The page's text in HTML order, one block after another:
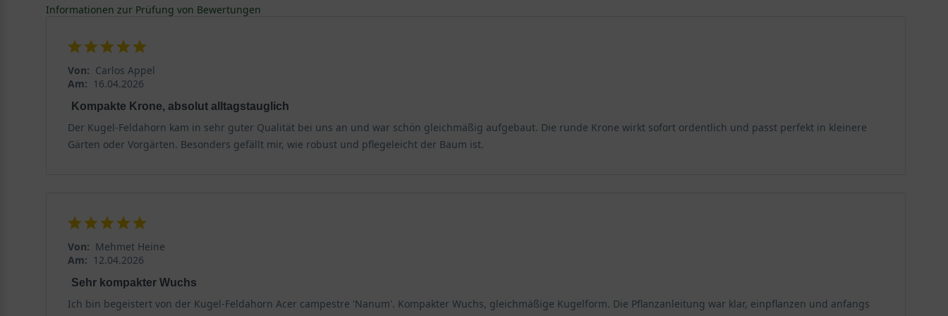
In der Naturmedizin dient der Feldahorn zur Herstellung von Arzneien. Seine Rohstoffe werden äußerlich zur Linderung von Hautrötungen angewendet oder aber für die
Zubereitung als Tee. Das Holz des Feldahorns ist sehr schwer. Es lässt sich sauber und leicht bearbeiten und wird für Tischlerarbeiten und zur Herstellung von Werkzeugen,
wie zum Beispiel Axtstielen, verwendet. Spielwaren sowie Haus- und Küchengeräte werden hieraus ebenfalls gefertigt. Auch als Brennmaterial ist das Ahornholz sehr beliebt.
Informationen zur Prüfung von Bewertungen
Von: Carlos Appel
Am: 16.04.2026
Kompakte Krone, absolut alltagstauglich
Der Kugel-Feldahorn kam in sehr guter Qualität bei uns an und war schön gleichmäßig aufgebaut. Die runde Krone wirkt sofort ordentlich und passt perfekt in kleinere
Gärten oder Vorgärten. Besonders gefällt mir, wie robust und pflegeleicht der Baum ist.
Von: Mehmet Heine
Am: 12.04.2026
Sehr kompakter Wuchs
Ich bin begeistert von der Kugel-Feldahorn Acer campestre 'Nanum'. Kompakter Wuchs, gleichmäßige Kugelform. Die Pflanzanleitung war klar, einpflanzen und anfangs